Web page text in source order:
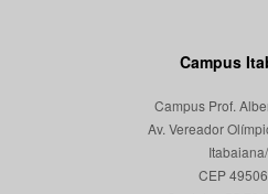
Campus
Campus Prof.
Av. Vereador
CEP